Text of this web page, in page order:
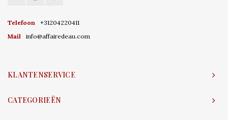
Telefoon
+31204220411
Mail
info@affairedeau.com
KLANTENSERVICE
CATEGORIEËN